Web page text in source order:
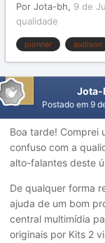
Por Jota-bh, 9 de
qualidade
pionner audison
Jota-
Postado em 9
Boa tarde! Comprei
confuso com a
alto-falantes deste
De qualquer forma
ajuda de um bom
central multimídia
originais por Kits 2